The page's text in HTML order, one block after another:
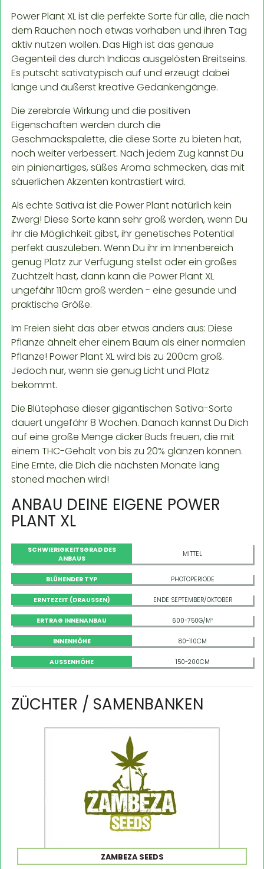
Power Plant XL ist die perfekte Sorte für alle, die nach
dem Rauchen noch etwas vorhaben und ihren Tag
aktiv nutzen wollen. Das High ist das genaue
Gegenteil des durch Indicas ausgelösten Breitseins.
Es putscht sativatypisch auf und erzeugt dabei
lange und äußerst kreative Gedankengänge.
Die zerebrale Wirkung und die positiven
Eigenschaften werden durch die
Geschmackspalette, die diese Sorte zu bieten hat,
noch weiter verbessert. Nach jedem Zug kannst Du
ein pinienartiges, süßes Aroma schmecken, das mit
säuerlichen Akzenten kontrastiert wird.
Als echte Sativa ist die Power Plant natürlich kein
Zwerg! Diese Sorte kann sehr groß werden, wenn Du
ihr die Möglichkeit gibst, ihr genetisches Potential
perfekt auszuleben. Wenn Du ihr im Innenbereich
genug Platz zur Verfügung stellst oder ein großes
Zuchtzelt hast, dann kann die Power Plant XL
ungefähr 110cm groß werden - eine gesunde und
praktische Größe.
Im Freien sieht das aber etwas anders aus: Diese
Pflanze ähnelt eher einem Baum als einer normalen
Pflanze! Power Plant XL wird bis zu 200cm groß.
Jedoch nur, wenn sie genug Licht und Platz
bekommt.
Die Blütephase dieser gigantischen Sativa-Sorte
dauert ungefähr 8 Wochen. Danach kannst Du Dich
auf eine große Menge dicker Buds freuen, die mit
einem THC-Gehalt von bis zu 20% glänzen können.
Eine Ernte, die Dich die nächsten Monate lang
stoned machen wird!
ANBAU DEINE EIGENE POWER
PLANT XL
SCHWIERIGKEITSGRAD DES
ANBAUS
MITTEL
BLÜHENDER TYP PHOTOPERIODE
ERNTEZEIT (DRAUSSEN) ENDE SEPTEMBER/OKTOBER
ERTRAG INNENANBAU 600-750G/M²
INNENHÖHE 80-110CM
AUSSENHÖHE 150-200CM
ZÜCHTER / SAMENBANKEN
ZAMBEZA SEEDS